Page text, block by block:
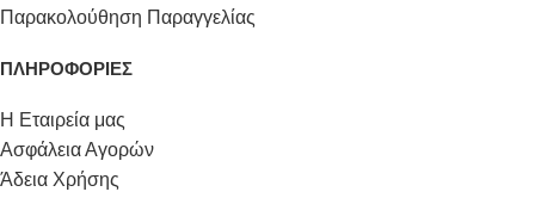
Παρακολούθηση Παραγγελίας
ΠΛΗΡΟΦΟΡΙΕΣ
Η Εταιρεία μας
Ασφάλεια Αγορών
Άδεια Χρήσης